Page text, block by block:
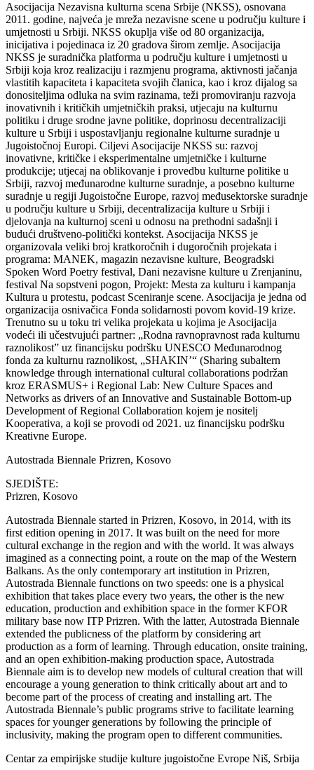
Asocijacija Nezavisna kulturna scena Srbije (NKSS), osnovana
2011. godine, najveća je mreža nezavisne scene u području kulture i
umjetnosti u Srbiji. NKSS okuplja više od 80 organizacija,
inicijativa i pojedinaca iz 20 gradova širom zemlje. Asocijacija
NKSS je suradnička platforma u području kulture i umjetnosti u
Srbiji koja kroz realizaciju i razmjenu programa, aktivnosti jačanja
vlastitih kapaciteta i kapaciteta svojih članica, kao i kroz dijalog sa
donositeljima odluka na svim razinama, teži promoviranju razvoja
inovativnih i kritičkih umjetničkih praksi, utjecaju na kulturnu
politiku i druge srodne javne politike, doprinosu decentralizaciji
kulture u Srbiji i uspostavljanju regionalne kulturne suradnje u
Jugoistočnoj Europi. Ciljevi Asocijacije NKSS su: razvoj
inovativne, kritičke i eksperimentalne umjetničke i kulturne
produkcije; utjecaj na oblikovanje i provedbu kulturne politike u
Srbiji, razvoj međunarodne kulturne suradnje, a posebno kulturne
suradnje u regiji Jugoistočne Europe, razvoj međusektorske suradnje
u području kulture u Srbiji, decentralizacija kulture u Srbiji i
djelovanja na kulturnoj sceni u odnosu na prethodni sadašnji i
budući društveno-politički kontekst. Asocijacija NKSS je
organizovala veliki broj kratkoročnih i dugoročnih projekata i
programa: MANEK, magazin nezavisne kulture, Beogradski
Spoken Word Poetry festival, Dani nezavisne kulture u Zrenjaninu,
festival Na sopstveni pogon, Projekt: Mesta za kulturu i kampanja
Kultura u protestu, podcast Sceniranje scene. Asocijacija je jedna od
organizacija osnivačica Fonda solidarnosti povom kovid-19 krize.
Trenutno su u toku tri velika projekata u kojima je Asocijacija
vodeći ili učestvujući partner: „Rodna ravnopravnost rađa kulturnu
raznolikost” uz financijsku podršku UNESCO Međunarodnog
fonda za kulturnu raznolikost, „SHAKIN’“ (Sharing subaltern
knowledge through international cultural collaborations podržan
kroz ERASMUS+ i Regional Lab: New Culture Spaces and
Networks as drivers of an Innovative and Sustainable Bottom-up
Development of Regional Collaboration kojem je nositelj
Kooperativa, a koji se provodi od 2021. uz financijsku podršku
Kreativne Europe.
Autostrada Biennale Prizren, Kosovo
SJEDIŠTE:
Prizren, Kosovo
Autostrada Biennale started in Prizren, Kosovo, in 2014, with its
first edition opening in 2017. It was built on the need for more
cultural exchange in the region and with the world. It was always
imagined as a connecting point, a route on the map of the Western
Balkans. As the only contemporary art institution in Prizren,
Autostrada Biennale functions on two speeds: one is a physical
exhibition that takes place every two years, the other is the new
education, production and exhibition space in the former KFOR
military base now ITP Prizren. With the latter, Autostrada Biennale
extended the publicness of the platform by considering art
production as a form of learning. Through education, onsite training,
and an open exhibition-making production space, Autostrada
Biennale aim is to develop new models of cultural creation that will
encourage a young generation to think critically about art and to
become part of the process of creating and installing art. The
Autostrada Biennale’s public programs strive to facilitate learning
spaces for younger generations by following the principle of
inclusivity, making the program open to different communities.
Centar za empirijske studije kulture jugoistočne Evrope Niš, Srbija